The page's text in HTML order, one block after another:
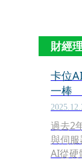
財經
卡位
一棒
過去2
與伺
AI從硬